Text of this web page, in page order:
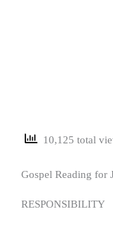
10,125 total
Gospel Reading for
RESPONSIBILITY